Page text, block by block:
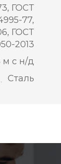
ГОСТ
77,
ГОСТ
2013
м с н/д
Сталь